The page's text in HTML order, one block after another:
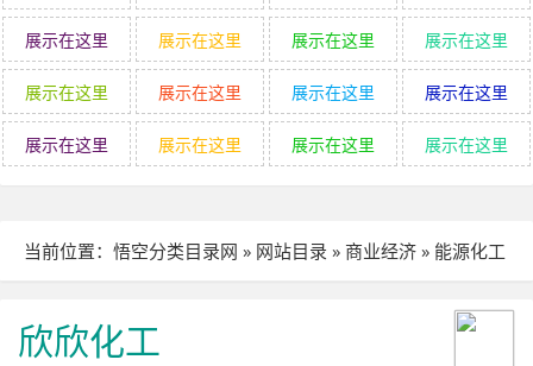
展示在这里 展示在这里 展示在这里 展示在这里
展示在这里 展示在这里 展示在这里 展示在这里
展示在这里 展示在这里 展示在这里 展示在这里
当前位置： 悟空分类目录网 » 网站目录 » 商业经济 » 能源化工
欣欣化工